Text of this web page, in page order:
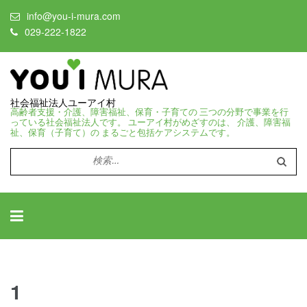
info@you-i-mura.com
029-222-1822
社会福祉法人ユーアイ村
高齢者支援・介護、障害福祉、保育・子育ての 三つの分野で事業を行
っている社会福祉法人です。 ユーアイ村がめざすのは、 介護、障害福
祉、保育（子育て）の まるごと包括ケアシステムです。
検
索:
1